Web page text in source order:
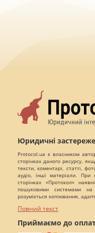
Юридичні
Protocol.ua є власником
сторінках даного ресурсу,
тексти, коментарі, статті,
аудіо, інші матеріали. При
сторінках «Протокол»
пошуковими системами на
розуміється копіювання,
Повний текст
Приймаємо до